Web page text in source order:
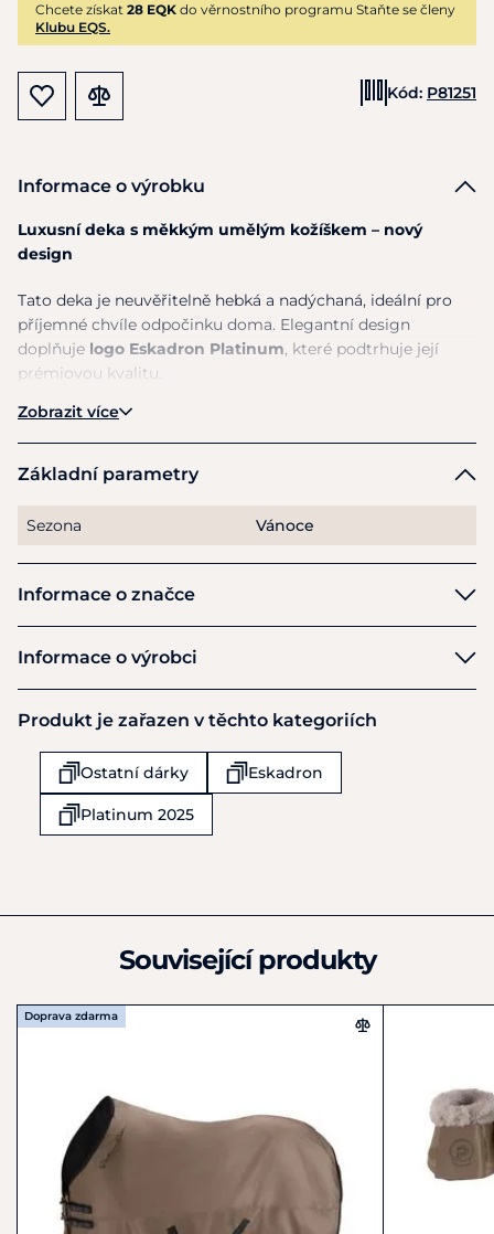
Chcete získat 28 EQK do věrnostního programu Staňte se členy
Klubu EQS.
Kód: P81251
Informace o výrobku
Luxusní deka s měkkým umělým kožíškem – nový
design
Tato deka je neuvěřitelně hebká a nadýchaná, ideální pro
příjemné chvíle odpočinku doma. Elegantní design
doplňuje logo Eskadron Platinum, které podtrhuje její
prémiovou kvalitu.
Rozměry:150 x 200 cm – ideální velikost pro pohodlné
přikrytí a útulné zahřátí.
Zobrazit více
Základní parametry
Sezona Vánoce
Informace o značce
Eskadron
Informace o výrobci
Pikeur Reitmoden Brinkmann GmbH & Co. KG
Esch 19
Werther
33824
Německo
Produkt je zařazen v těchto kategoriích
Ostatní dárky Eskadron
Platinum 2025
Související produkty
Doprava zdarma